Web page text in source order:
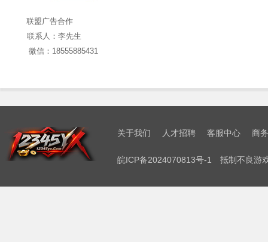
联盟广告合作
联系人： 李先生
微信：18555885431
关于我们 人才招聘 客服中心 商
皖ICP备2024070813号-1 抵制不良游